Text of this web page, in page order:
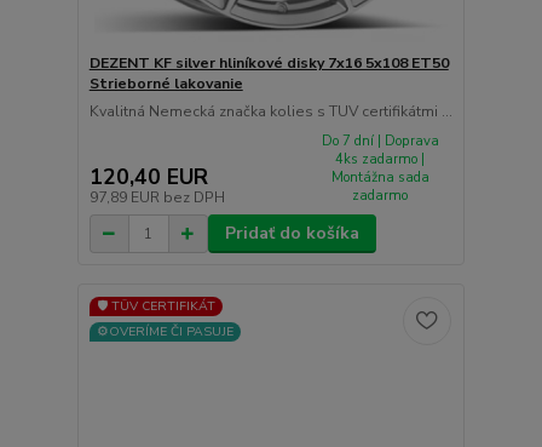
DEZENT KF silver hliníkové disky 7x16 5x108 ET50
Strieborné lakovanie
Kvalitná Nemecká značka kolies s TUV certifikátmi ...
120,40 EUR
97,89 EUR bez DPH
Do 7 dní | Doprava
4ks zadarmo |
Montážna sada
zadarmo
Pridať do košíka
🛡️ TÜV CERTIFIKÁT
⚙️OVERÍME ČI PASUJE